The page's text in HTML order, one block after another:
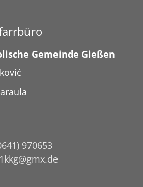
Gemeinde Gießen
970653